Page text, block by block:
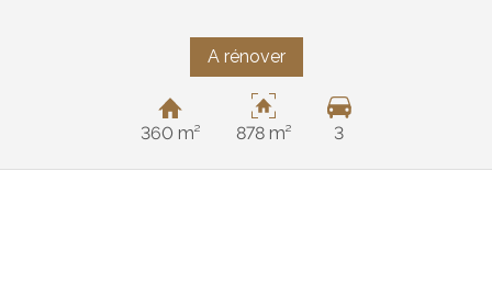
A rénover
360 m² 878 m² 3